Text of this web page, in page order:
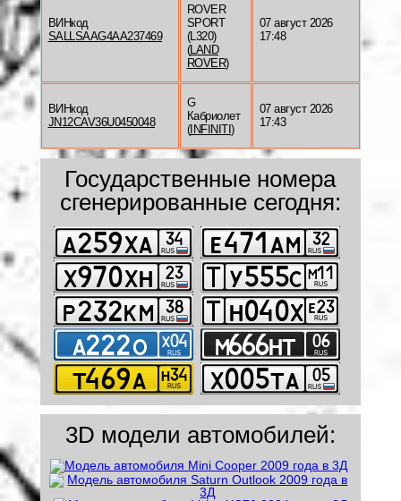
ВИНкод
SALLSAAG4AA237469
ROVER
SPORT
(L320)
(LAND
ROVER)
07 август 2026
17:48
ВИНкод
JN12CAV36U0450048
G
Кабриолет
(INFINITI )
07 август 2026
17:43
Государственные номера
сгенерированные сегодня:
3D модели автомобилей: